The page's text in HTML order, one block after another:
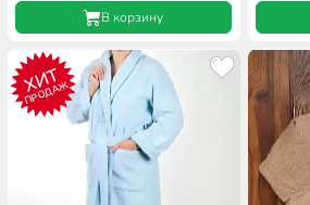
В корзину
ХИТ
ПРОДАЖ